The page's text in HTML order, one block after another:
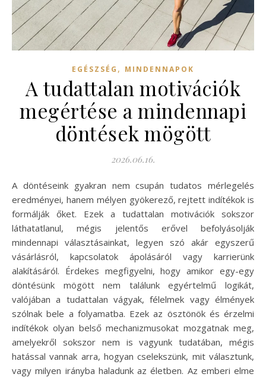
EGÉSZSÉG , MINDENNAPOK
A tudattalan motivációk
megértése a mindennapi
döntések mögött
2026.06.16.
A döntéseink gyakran nem csupán tudatos mérlegelés
eredményei, hanem mélyen gyökerező, rejtett indítékok is
formálják őket. Ezek a tudattalan motivációk sokszor
láthatatlanul, mégis jelentős erővel befolyásolják
mindennapi választásainkat, legyen szó akár egyszerű
vásárlásról, kapcsolatok ápolásáról vagy karrierünk
alakításáról. Érdekes megfigyelni, hogy amikor egy-egy
döntésünk mögött nem találunk egyértelmű logikát,
valójában a tudattalan vágyak, félelmek vagy élmények
szólnak bele a folyamatba. Ezek az ösztönök és érzelmi
indítékok olyan belső mechanizmusokat mozgatnak meg,
amelyekről sokszor nem is vagyunk tudatában, mégis
hatással vannak arra, hogyan cselekszünk, mit választunk,
vagy milyen irányba haladunk az életben. Az emberi elme